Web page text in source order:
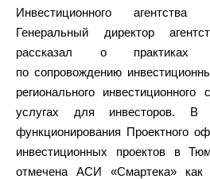
Инвестиционного
Генеральный директор
рассказал о практиках
по сопровождению
регионального
услугах для инвесторов. В
функционирования Проектного
инвестиционных проектов в
отмечена АСИ «Смартека» как